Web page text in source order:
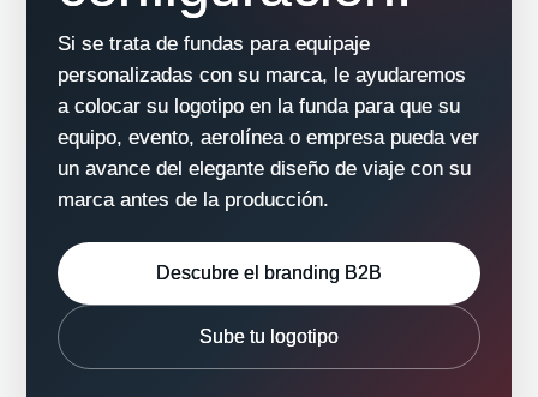
Si se trata de fundas para equipaje
personalizadas con su marca, le ayudaremos
a colocar su logotipo en la funda para que su
equipo, evento, aerolínea o empresa pueda ver
un avance del elegante diseño de viaje con su
marca antes de la producción.
Descubre el branding B2B
Sube tu logotipo